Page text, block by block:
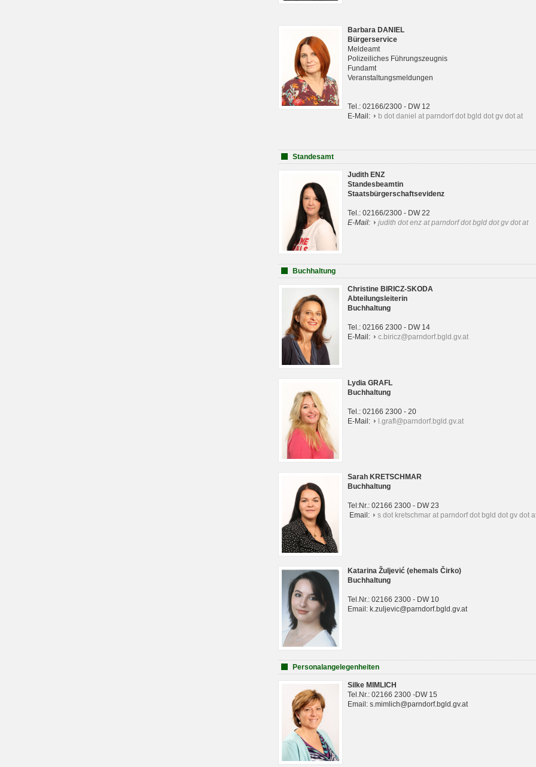
Barbara DANIEL
Bürgerservice
Meldeamt
Polizeiliches Führungszeugnis
Fundamt
Veranstaltungsmeldungen
Tel.: 02166/2300 - DW 12
E-Mail:
b dot daniel at parndorf dot bgld dot gv dot at
Standesamt
Judith ENZ
Standesbeamtin
Staatsbürgerschaftsevidenz
Tel.: 02166/2300 - DW 22
E-Mail:
judith dot enz at parndorf dot bgld dot gv dot at
Buchhaltung
Christine BIRICZ-SKODA
Abteilungsleiterin
Buchhaltung
Tel.: 02166 2300 - DW 14
E-Mail:
c.biricz@parndorf.bgld.gv.at
Lydia GRAFL
Buchhaltung
Tel.: 02166 2300 - 20
E-Mail:
l.grafl@parndorf.bgld.gv.at
Sarah KRETSCHMAR
Buchhaltung
Tel:Nr.: 02166 2300 - DW 23
Email:
s dot kretschmar at parndorf dot bgld dot gv dot
Katarina Žuljević (ehemals Čirko)
Buchhaltung
Tel.Nr.: 02166 2300 - DW 10
Email: k.zuljevic@parndorf.bgld.gv.at
Personalangelegenheiten
Silke MIMLICH
Tel.Nr.: 02166 2300 -DW 15
Email: s.mimlich@parndorf.bgld.gv.at